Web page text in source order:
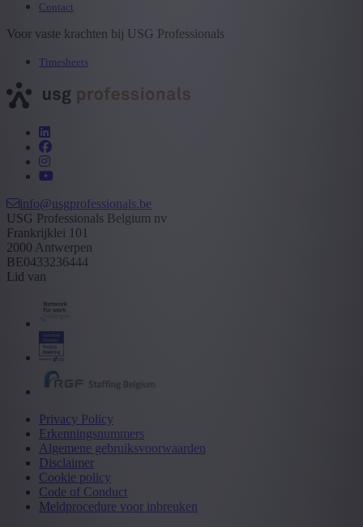
Contact
Voor vaste krachten bij USG Professionals
Timesheets
info@usgprofessionals.be
USG Professionals Belgium nv
Frankrijklei 101
2000 Antwerpen
BE0433236444
Lid van
Privacy Policy
Erkenningsnummers
Algemene gebruiksvoorwaarden
Disclaimer
Cookie policy
Code of Conduct
Meldprocedure voor inbreuken